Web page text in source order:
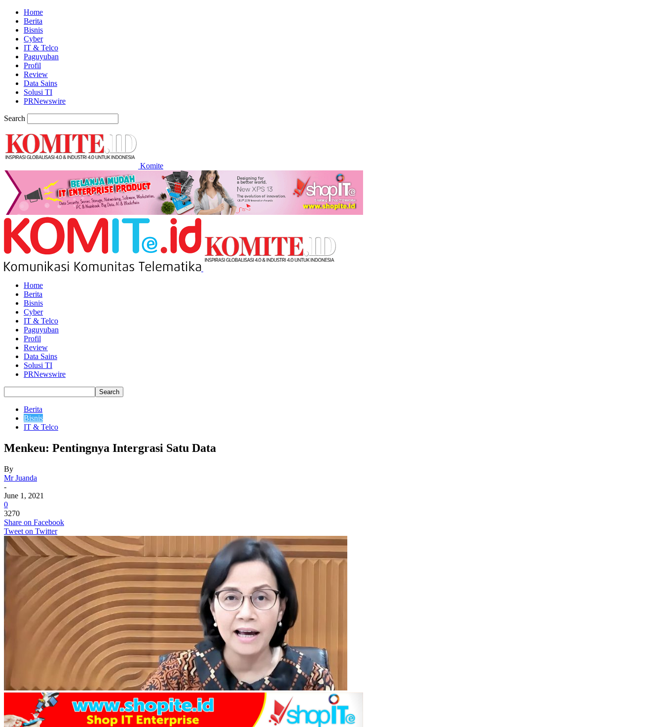
Home
Berita
Bisnis
Cyber
IT & Telco
Paguyuban
Profil
Review
Data Sains
Solusi TI
PRNewswire
Search
Komite
Home
Berita
Bisnis
Cyber
IT & Telco
Paguyuban
Profil
Review
Data Sains
Solusi TI
PRNewswire
Berita
Bisnis
IT & Telco
Menkeu: Pentingnya Intergrasi Satu Data
By
Mr Juanda
-
June 1, 2021
0
3270
Share on Facebook
Tweet on Twitter